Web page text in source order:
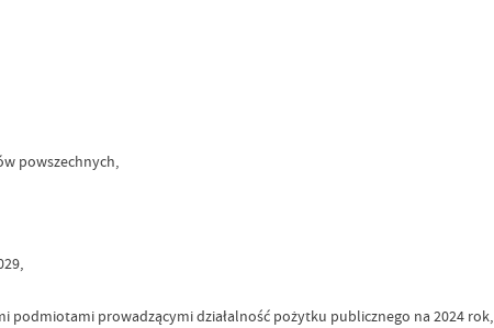
powszechnych,
podmiotami prowadzącymi działalność pożytku publicznego na 2024 rok,